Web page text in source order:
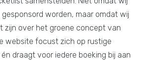
worden, maar omdat wij
zijn over het groene concept van
website focust zich op rustige
draagt voor iedere boeking bij aan